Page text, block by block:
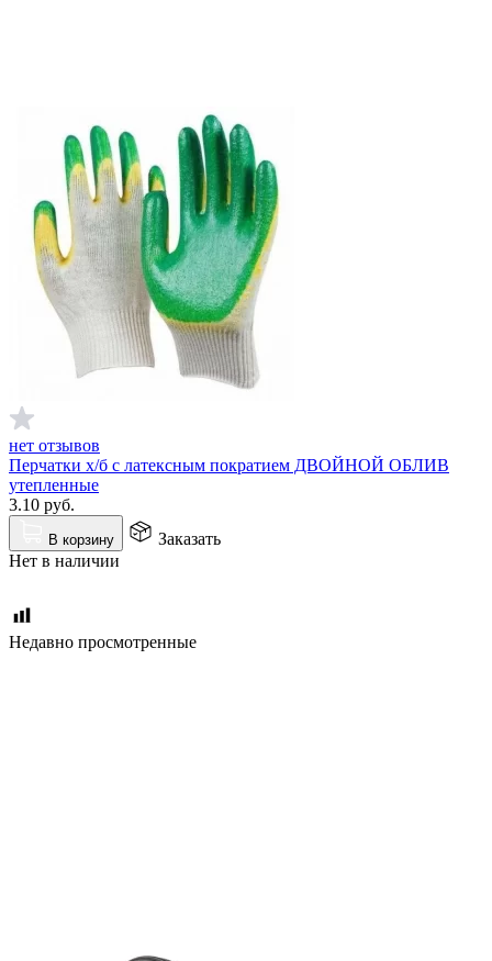
нет отзывов
Перчатки х/б с латексным пократием ДВОЙНОЙ ОБЛИВ
утепленные
3.10 руб.
В корзину
Заказать
Нет в наличии
Недавно просмотренные